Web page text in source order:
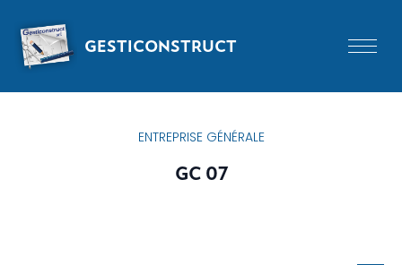
GESTICONSTRUCT
ENTREPRISE GÉNÉRALE
GC 07